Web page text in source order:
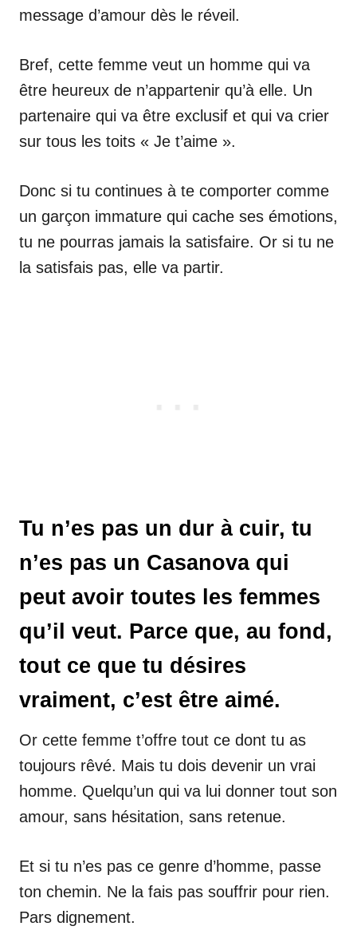
message d’amour dès le réveil.
Bref, cette femme veut un homme qui va
être heureux de n’appartenir qu’à elle. Un
partenaire qui va être exclusif et qui va crier
sur tous les toits « Je t’aime ».
Donc si tu continues à te comporter comme
un garçon immature qui cache ses émotions,
tu ne pourras jamais la satisfaire. Or si tu ne
la satisfais pas, elle va partir.
Tu n’es pas un dur à cuir, tu
n’es pas un Casanova qui
peut avoir toutes les femmes
qu’il veut. Parce que, au fond,
tout ce que tu désires
vraiment, c’est être aimé.
Or cette femme t’offre tout ce dont tu as
toujours rêvé. Mais tu dois devenir un vrai
homme. Quelqu’un qui va lui donner tout son
amour, sans hésitation, sans retenue.
Et si tu n’es pas ce genre d’homme, passe
ton chemin. Ne la fais pas souffrir pour rien.
Pars dignement.